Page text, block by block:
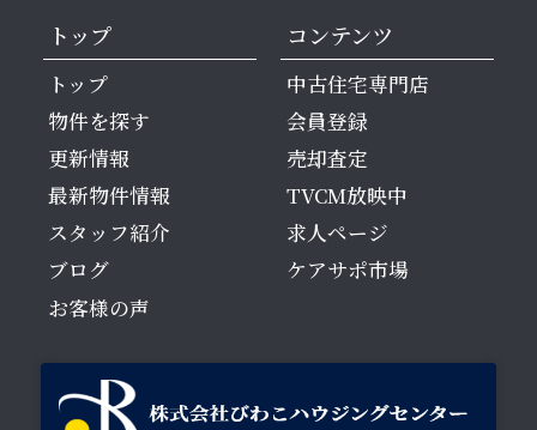
トップ
トップ
物件を探す
更新情報
最新物件情報
スタッフ紹介
ブログ
お客様の声
コンテンツ
中古住宅専門店
会員登録
売却査定
TVCM放映中
求人ページ
ケアサポ市場